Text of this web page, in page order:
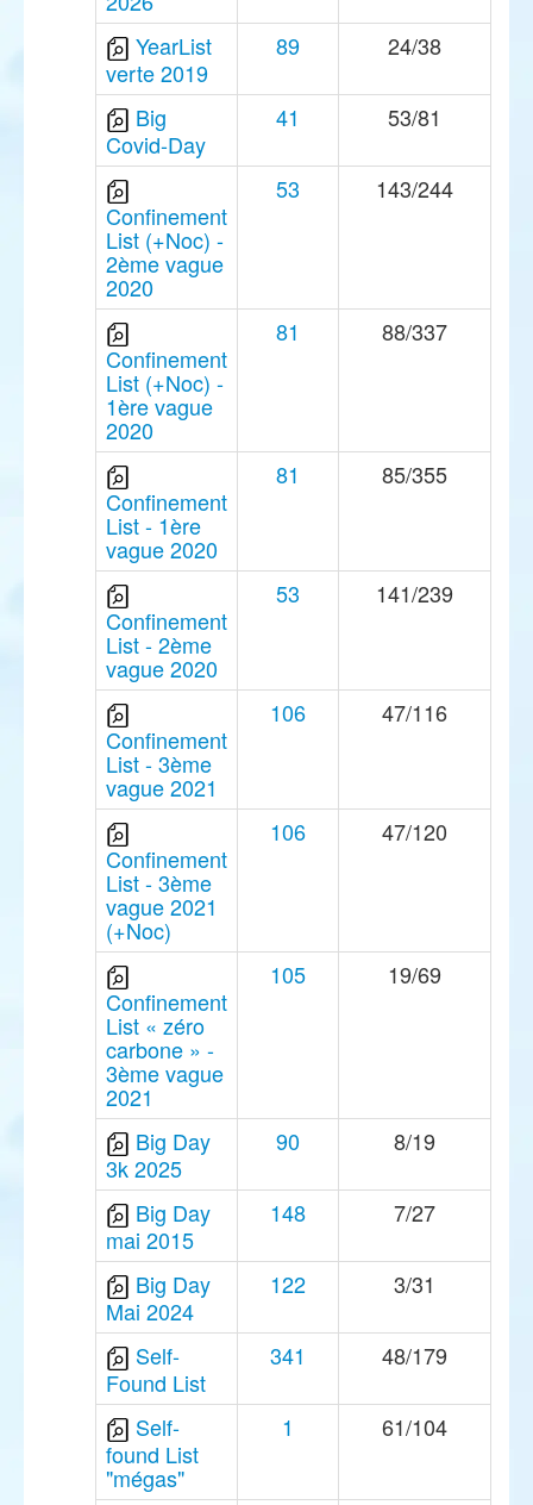
YearList
verte 2019
89 24/38
Big
Covid-Day
41 53/81
Confinement
List (+Noc) -
2ème vague
2020
53 143/244
Confinement
List (+Noc) -
1ère vague
2020
81 88/337
Confinement
List - 1ère
vague 2020
81 85/355
Confinement
List - 2ème
vague 2020
53 141/239
Confinement
List - 3ème
vague 2021
106 47/116
Confinement
List - 3ème
vague 2021
(+Noc)
106 47/120
Confinement
List « zéro
carbone » -
3ème vague
2021
105 19/69
Big Day
3k 2025
90 8/19
Big Day
mai 2015
148 7/27
Big Day
Mai 2024
122 3/31
Self-
Found List
341 48/179
Self-
found List
"mégas"
1 61/104